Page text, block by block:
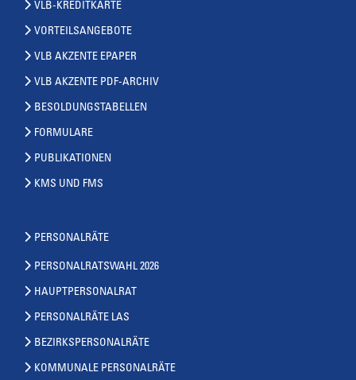
VLB-KREDITKARTE
VORTEILSANGEBOTE
VLB AKZENTE EPAPER
VLB AKZENTE PDF-ARCHIV
BESOLDUNGSTABELLEN
FORMULARE
PUBLIKATIONEN
KMS UND FMS
PERSONALRÄTE
PERSONALRATSWAHL 2026
HAUPTPERSONALRAT
PERSONALRÄTE LAS
BEZIRKSPERSONALRÄTE
KOMMUNALE PERSONALRÄTE